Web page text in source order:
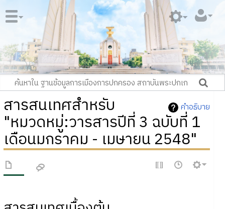
คำอธิบาย
สารสนเทศสำหรับ
"หมวดหมู่:วารสารปีที่ 3 ฉบับที่ 1
เดือนมกราคม - เมษายน 2548"